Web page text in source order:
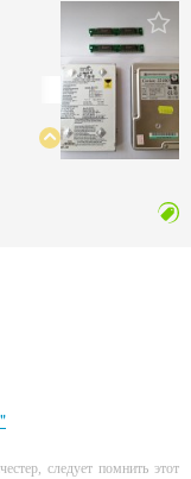
следует помнить этот